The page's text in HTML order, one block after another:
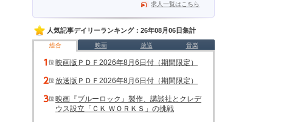
求人一覧はこちら
人気記事デイリーランキング：26年08月06日集計
総合 映画 放送 音楽
映画版ＰＤＦ2026年8月6日付（期間限定）
放送版ＰＤＦ2026年8月6日付（期間限定）
映画『ブルーロック』製作、講談社とクレデ
ウス設立「ＣＫ ＷＯＲＫＳ」の挑戦